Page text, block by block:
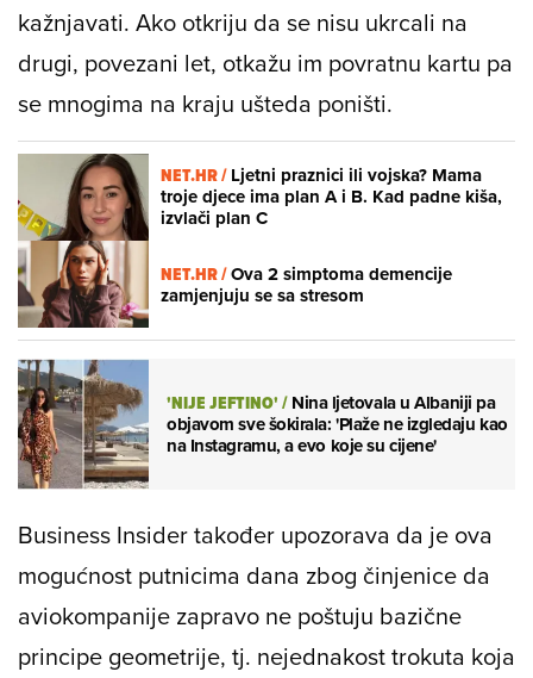
kažnjavati. Ako otkriju da se nisu ukrcali na
drugi, povezani let, otkažu im povratnu kartu pa
se mnogima na kraju ušteda poništi.
NET.HR /Ljetni praznici ili vojska? Mama
troje djece ima plan A i B. Kad padne kiša,
izvlači plan C
NET.HR /Ova 2 simptoma demencije
zamjenjuju se sa stresom
'NIJE JEFTINO'/Nina ljetovala u Albaniji pa
objavom sve šokirala: 'Plaže ne izgledaju kao
na Instagramu, a evo koje su cijene'
Business Insider također upozorava da je ova
mogućnost putnicima dana zbog činjenice da
aviokompanije zapravo ne poštuju bazične
principe geometrije, tj. nejednakost trokuta koja